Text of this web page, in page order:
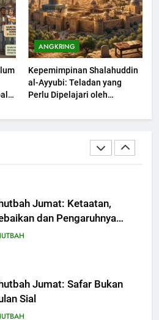
ANGKRING
Kepemimpinan Shalahuddin
al-Ayyubi: Teladan yang
Perlu Dipelajari oleh
(2)
Jumat: Mengapa Orang
Tak Akan Pernah
Jumat: Melihat
Nikmat Allah
Jumat: Ketaatan,
dan Pengaruhnya
Jiwa Manusia
Jumat: Safar Bukan
Sial